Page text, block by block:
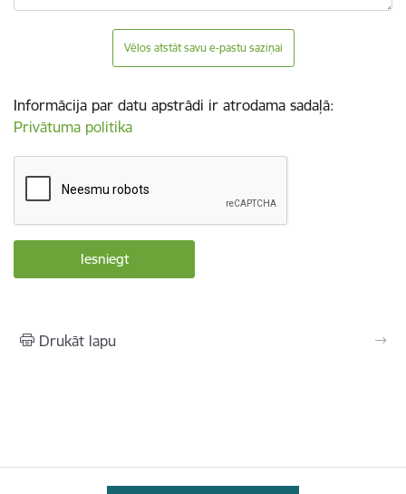
Vēlos atstāt savu e-pastu saziņai
Informācija par datu apstrādi ir atrodama sadaļā:
Privātuma politika
Drukāt lapu